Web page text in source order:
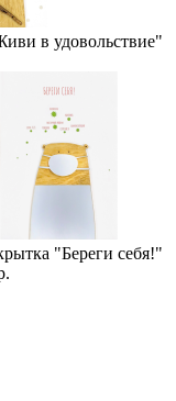
в удовольствие"
"Береги себя!"